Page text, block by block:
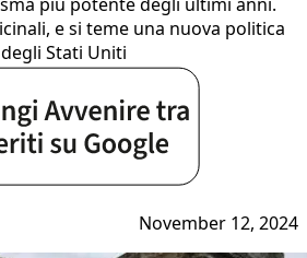
e si teme una nuova politica
Stati Uniti
November 12, 2024